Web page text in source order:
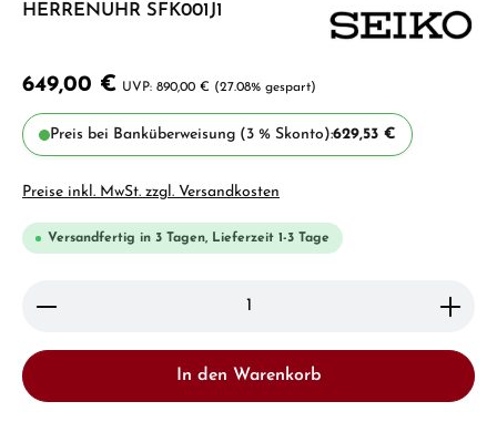
HERRENUHR SFK001J1
649,00 € 890,00 € (27.08% gespart)
Preis bei Banküberweisung (3 % Skonto):629,53 €
Preise inkl. MwSt. zzgl. Versandkosten
Versandfertig in 3 Tagen, Lieferzeit 1-3 Tage
Produkt Anzahl: Gib den gewünschten Wert ein
In den Warenkorb